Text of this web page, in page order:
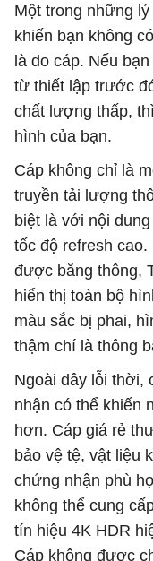
Một trong những
khiến bạn không
là do cáp. Nếu
từ thiết lập trước
chất lượng thấp,
hình của bạn.
Cáp không chỉ là
truyền tải lượng
biệt là với nội
tốc độ refresh
được băng thông,
hiển thị toàn bộ
màu sắc bị phai,
thậm chí là thông
Ngoài dây lỗi thời,
nhận có thể khiến
hơn. Cáp giá rẻ
bảo vệ tệ, vật liệu
chứng nhận phù
không thể cung
tín hiệu 4K HDR
Cáp không được